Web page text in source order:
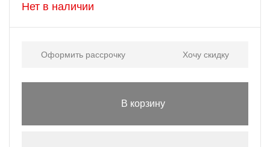
Нет в наличии
Оформить рассрочку Хочу скидку
В корзину